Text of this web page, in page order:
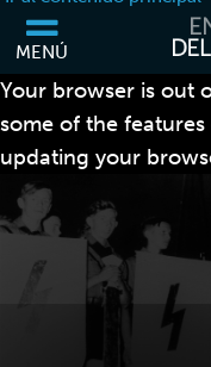
MENÚ
Your browser is out
some of the
updating your